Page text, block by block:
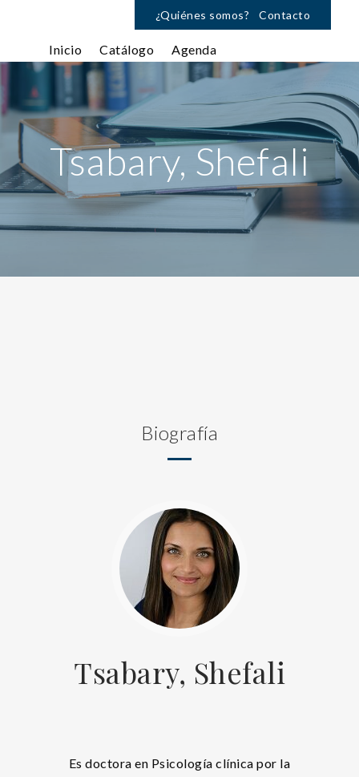
¿Quiénes somos? Contacto
Inicio Catálogo Agenda
Tsabary, Shefali
Biografía
Tsabary, Shefali
Es doctora en Psicología clínica por la